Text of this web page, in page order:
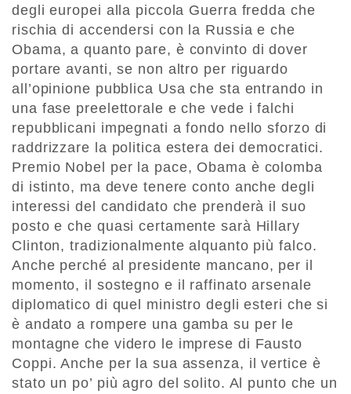
degli europei alla piccola Guerra fredda che
rischia di accendersi con la Russia e che
Obama, a quanto pare, è convinto di dover
portare avanti, se non altro per riguardo
all’opinione pubblica Usa che sta entrando in
una fase preelettorale e che vede i falchi
repubblicani impegnati a fondo nello sforzo di
raddrizzare la politica estera dei democratici.
Premio Nobel per la pace, Obama è colomba
di istinto, ma deve tenere conto anche degli
interessi del candidato che prenderà il suo
posto e che quasi certamente sarà Hillary
Clinton, tradizionalmente alquanto più falco.
Anche perché al presidente mancano, per il
momento, il sostegno e il raffinato arsenale
diplomatico di quel ministro degli esteri che si
è andato a rompere una gamba su per le
montagne che videro le imprese di Fausto
Coppi. Anche per la sua assenza, il vertice è
stato un po’ più agro del solito. Al punto che un